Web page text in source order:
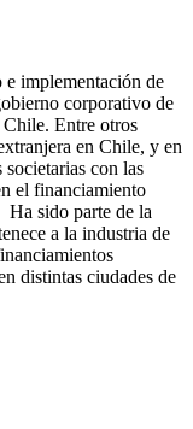
e implementación de
corporativo de
Entre otros
en Chile, y en
con las
el financiamiento
Ha sido parte de la
a la industria de
distintas ciudades de